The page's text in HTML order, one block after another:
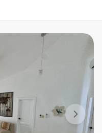
Casa RD